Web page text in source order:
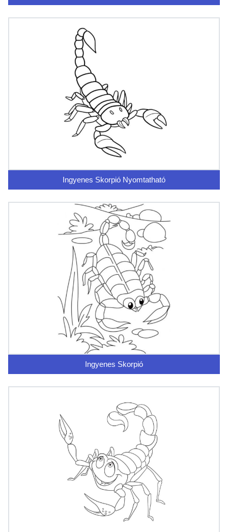
Ingyenes Skorpió Nyomtatható
Ingyenes Skorpió